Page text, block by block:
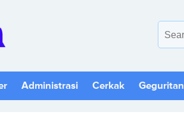
Administrasi Cerkak Geguritan